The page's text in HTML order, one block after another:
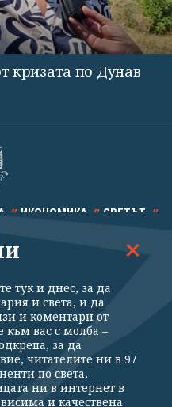
кризата по Дунав
ИКОНОМИКА СВЕТЪТ
КАЛЕЙДОСКОП
за поверителност
Контакти
За Клуб Z
тук и днес, за да
и света, и да
и коментари от
към вас с молба –
за да
читателите ни в 97
по света,
ни в интернет в
и качествена